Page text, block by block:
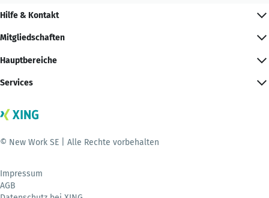
Hilfe & Kontakt
Mitgliedschaften
Hauptbereiche
Services
© New Work SE | Alle Rechte vorbehalten
Impressum
AGB